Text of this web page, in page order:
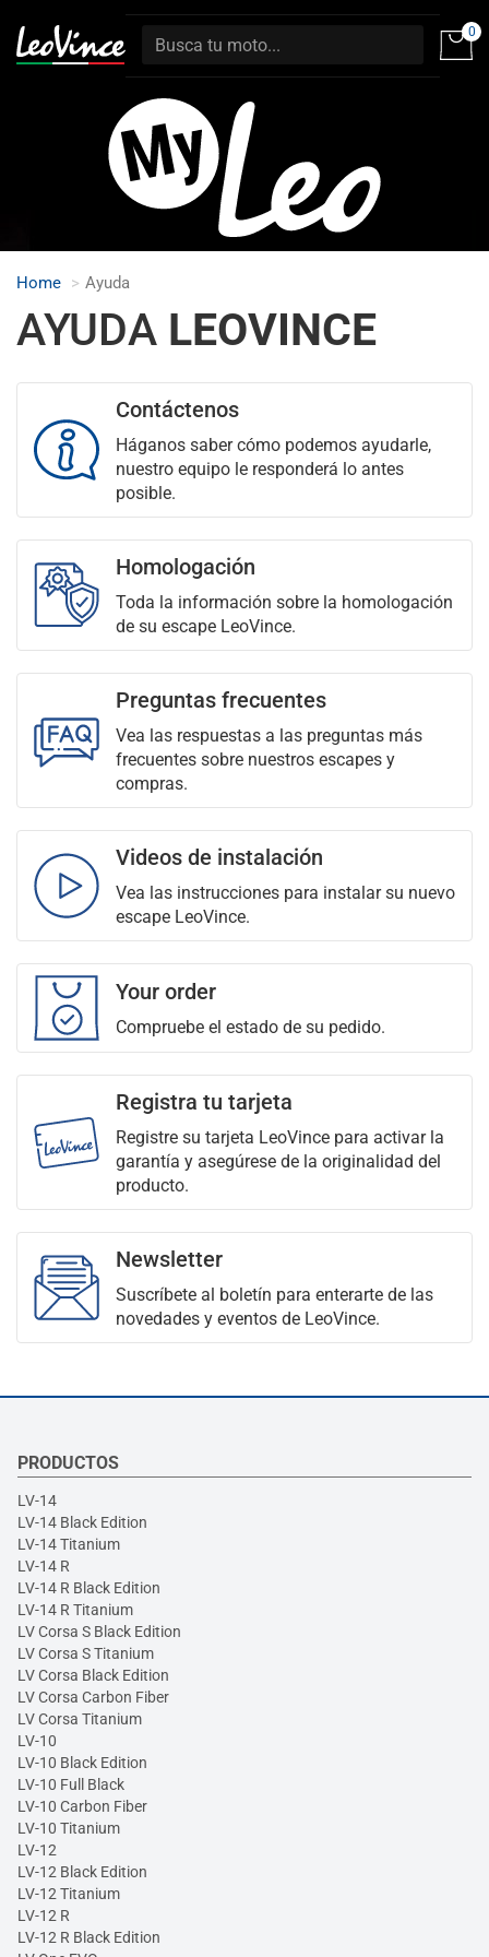
0
Home Ayuda
AYUDA LEOVINCE
Contáctenos
Háganos saber cómo podemos ayudarle,
nuestro equipo le responderá lo antes
posible.
Homologación
Toda la información sobre la homologación
de su escape LeoVince.
Preguntas frecuentes
Vea las respuestas a las preguntas más
frecuentes sobre nuestros escapes y
compras.
Videos de instalación
Vea las instrucciones para instalar su nuevo
escape LeoVince.
Your order
Compruebe el estado de su pedido.
Registra tu tarjeta
Registre su tarjeta LeoVince para activar la
garantía y asegúrese de la originalidad del
producto.
Newsletter
Suscríbete al boletín para enterarte de las
novedades y eventos de LeoVince.
PRODUCTOS
LV-14
LV-14 Black Edition
LV-14 Titanium
LV-14 R
LV-14 R Black Edition
LV-14 R Titanium
LV Corsa S Black Edition
LV Corsa S Titanium
LV Corsa Black Edition
LV Corsa Carbon Fiber
LV Corsa Titanium
LV-10
LV-10 Black Edition
LV-10 Full Black
LV-10 Carbon Fiber
LV-10 Titanium
LV-12
LV-12 Black Edition
LV-12 Titanium
LV-12 R
LV-12 R Black Edition